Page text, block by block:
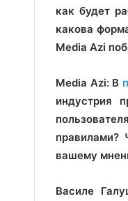
как будет
какова
Media Azi
Media Azi: В
индустрия
правилами?
вашему
Василе